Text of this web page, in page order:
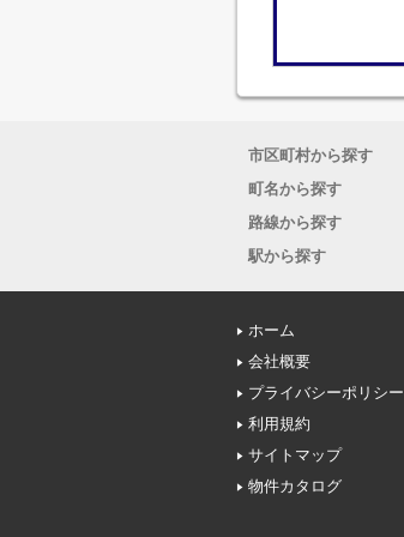
市区町村から探す
町名から探す
路線から探す
駅から探す
ホーム
会社概要
プライバシーポリシー
利用規約
サイトマップ
物件カタログ